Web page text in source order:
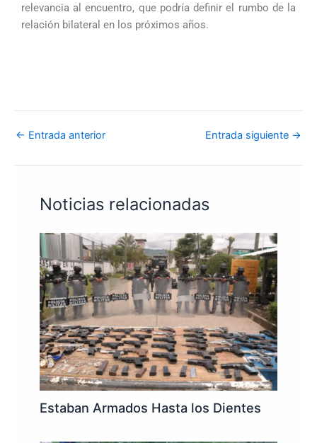
relevancia al encuentro, que podría definir el rumbo de la
relación bilateral en los próximos años.
← Entrada anterior Entrada siguiente →
Noticias relacionadas
Estaban Armados Hasta los Dientes